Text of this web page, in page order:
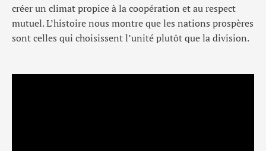
créer un climat propice à la coopération et au respect
mutuel. L’histoire nous montre que les nations prospères
sont celles qui choisissent l’unité plutôt que la division.